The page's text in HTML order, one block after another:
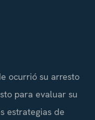
ocurrió su arresto
para evaluar su
estrategias de